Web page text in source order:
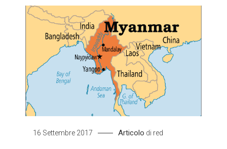
16 Settembre 2017 Articolo di red